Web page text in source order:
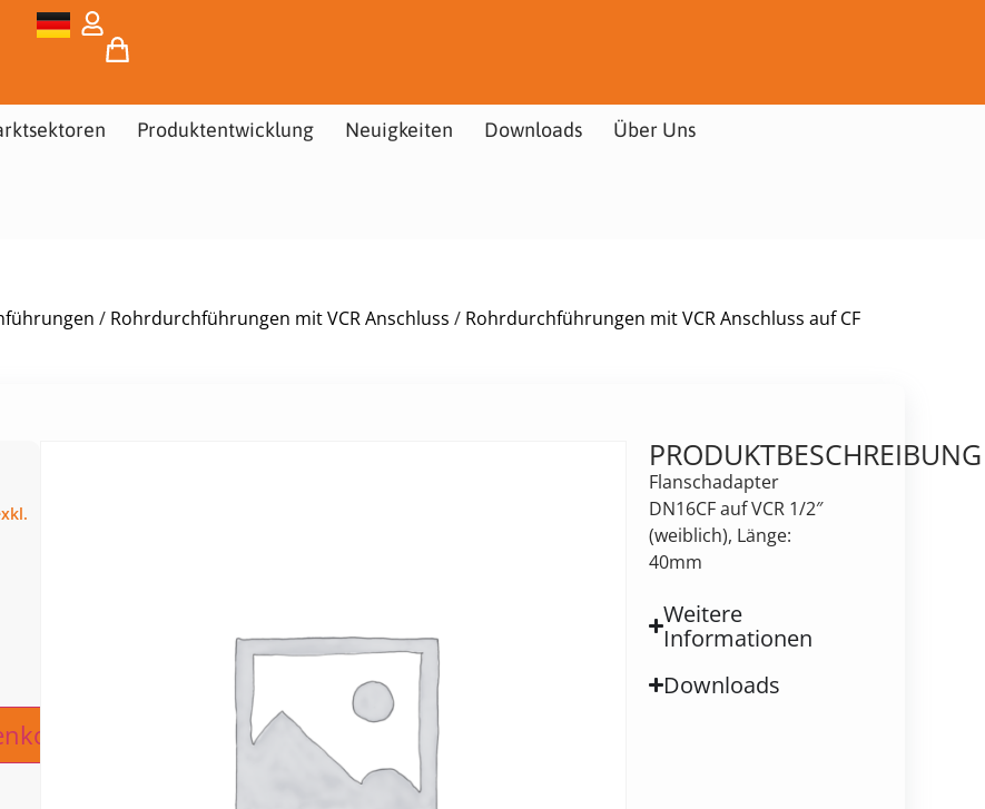
Produktentwicklung Neuigkeiten Downloads Über Uns
/ Rohrdurchführungen mit VCR Anschluss / Rohrdurchführungen mit VCR Anschluss auf CF
PRODUKTBESCHREIBUNG
Flanschadapter
DN16CF auf VCR 1/2″
(weiblich), Länge:
40mm
Weitere
Informationen
Downloads